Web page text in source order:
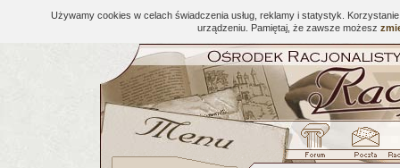
Używamy cookies w celach świadczenia usług, reklamy i statystyk.
urządzeniu. Pamiętaj, że zawsze możesz